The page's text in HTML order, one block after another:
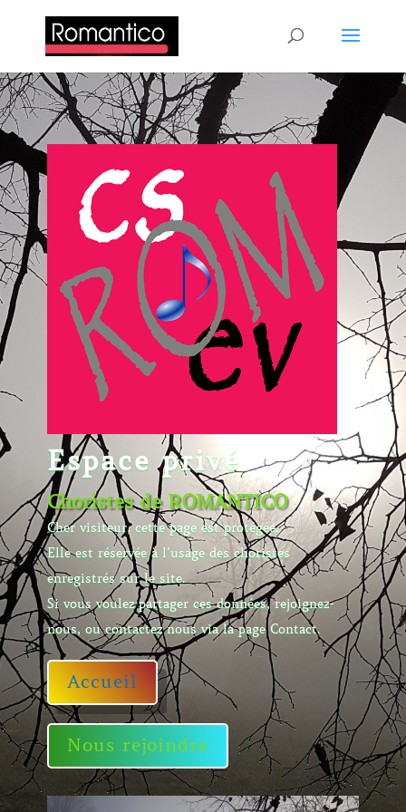
Espace privé
Choristes de ROMANTICO
Cher visiteur, cette page est protégée.
Elle est réservée à l’usage des choristes
enregistrés sur le site.
Si vous voulez partager ces données, rejoignez-
nous, ou contactez nous via la page Contact.
Accueil
Nous rejoindre